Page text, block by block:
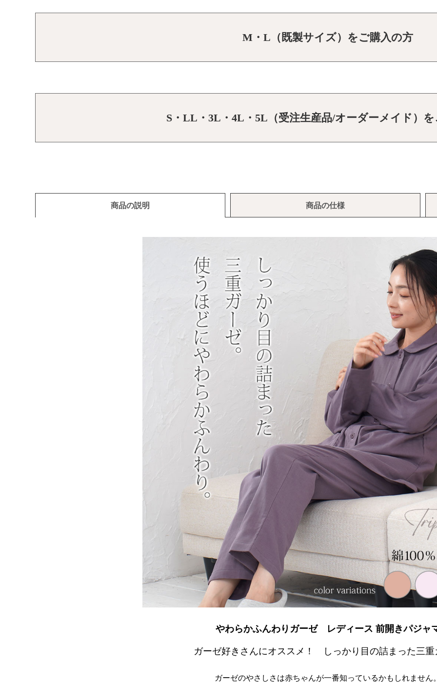
M・L（既製サイズ）をご購入の方
S・LL・3L・4L・5L（受注生産品/オーダーメイド）
商品の説明 商品の仕様
やわらかふんわりガーゼ レディース 前開きパジャ
ガーゼ好きさんにオススメ！ しっかり目の詰まった三重
ガーゼのやさしさは赤ちゃんが一番知っているかもしれません